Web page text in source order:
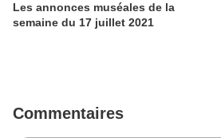
Les annonces muséales de la
semaine du 17 juillet 2021
Commentaires